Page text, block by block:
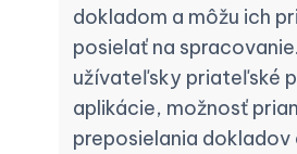
dokladom a môžu ich
posielať na
užívateľsky priateľské
aplikácie, možnosť
preposielania